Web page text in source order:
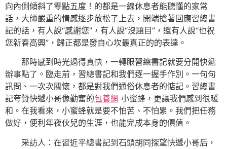
向內側傾斜了零點五度！的都是一線休息者能聽懂的家常
話，大師嚴重的情感逐步放松了上去，開端搶著回應習總書
記的話，有人說“感謝您”，有人說“沒題目”，還有人說“也祝
您新春高興”，歸正都是發自心坎最真正的的表達。
那時感到時光過得真快，一轉眼習總書記就要分開快遞
辦事點了。臨走前，習總書記和我們逐一握手作別。一句句
訊問、一次次關懷，都是對我們通俗休息者的惦記。習總書
記夸贊快遞小哥像勤奮的包養網 小蜜蜂，更讓我們感到很暖
和。在我看來，小蜜蜂就是要不怕苦、不怕累。我們把任務
做好，便利年夜伙兒的生涯，也能完成本身的價值。
采訪人：在習近平總書記到石頭胡同探望快遞小哥后，